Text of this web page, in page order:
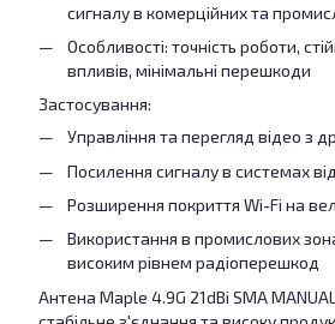
сигналу в комерційних та
Особливості: точність роботи,
впливів, мінімальні перешкоди
Застосування:
Управління та перегляд відео з
Посилення сигналу в системах
Розширення покриття Wi-Fi на
Використання в промислових
високим рівнем радіоперешкод
Антена Maple 4.9G 21dBi SMA